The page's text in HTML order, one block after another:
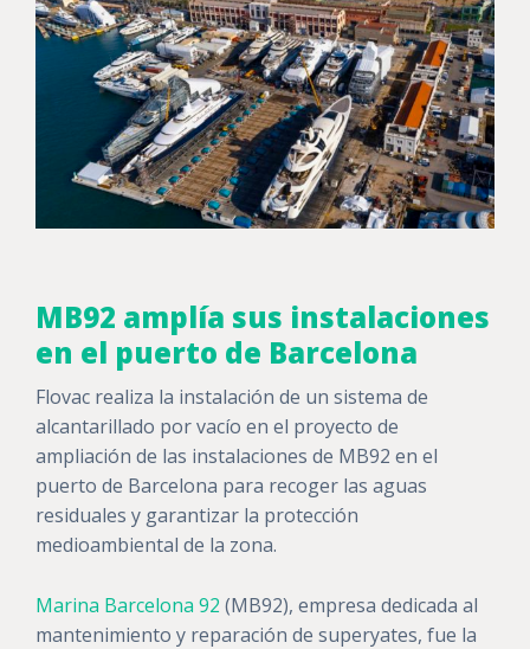
MB92 amplía sus instalaciones
en el puerto de Barcelona
Flovac realiza la instalación de un sistema de
alcantarillado por vacío en el proyecto de
ampliación de las instalaciones de MB92 en el
puerto de Barcelona para recoger las aguas
residuales y garantizar la protección
medioambiental de la zona.
Marina Barcelona 92 (MB92), empresa dedicada al
mantenimiento y reparación de superyates, fue la